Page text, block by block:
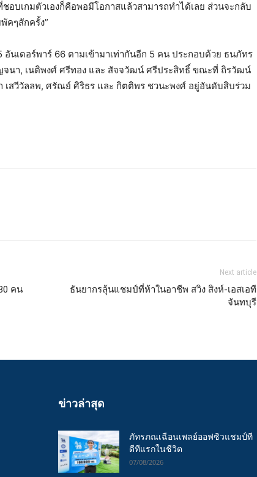
บเกมตัวเองก็คือพอมีโอกาสแล้วสามารถทำได้เลย ส่วนจะกลับ
คๆสักครั้ง”
นเดอร์พาร์ 66 ตามเข้ามาเท่ากันอีก 5 คน ประกอบด้วย ธนภัทร
นา, เนติพงศ์ ศรีทอง และ สัจจวัฒน์ ศรีประสิทธิ์ ขณะที่ ถิรวัฒน์
สวีวัลลพ, ศรัณย์ ศิริธร และ กิตติพร ชวนะพงศ์ อยู่อันดับสิบร่วม
คน
Next article
ธันยากรลุ้นแชมป์ที่ห้าในอาชีพ สวิง สิงห์-เอสเอที
จันทบุรี
ข่าวล่าสุด
ภัทรภณเฉือนเพลย์ออฟซิวแชมป์ที
ดีทีแรกในชีวิต
07/08/2026